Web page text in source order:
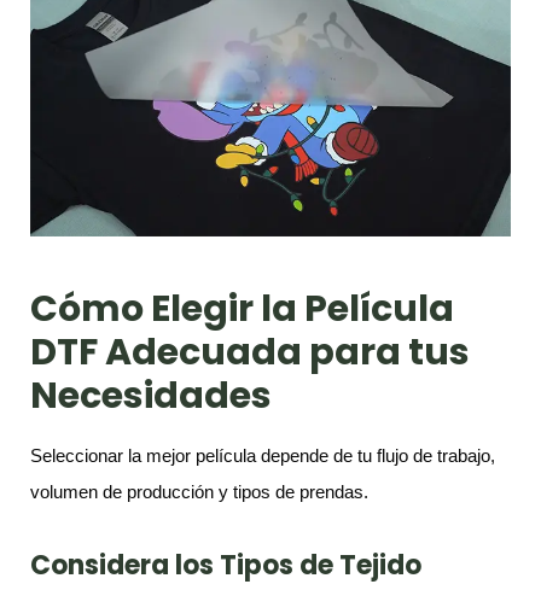
Cómo Elegir la Película
DTF Adecuada para tus
Necesidades
Seleccionar la mejor película depende de tu flujo de trabajo,
volumen de producción y tipos de prendas.
Considera los Tipos de Tejido